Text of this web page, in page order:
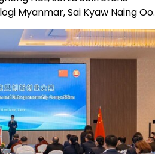
Myanmar, Sai Kyaw Naing Oo.